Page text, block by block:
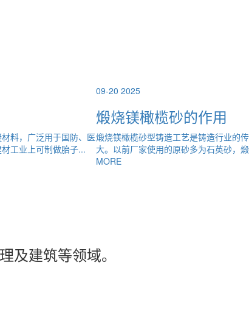
，使用面宽，铸造量
榄砂对高锰钢、合金...
09-20 2025
轻烧镁粉是什么？
我厂主要生产轻烧镁粉、轻烧镁球、重
砂等耐火材料产品，产品主要用于冶金
MORE
及建筑等领域。